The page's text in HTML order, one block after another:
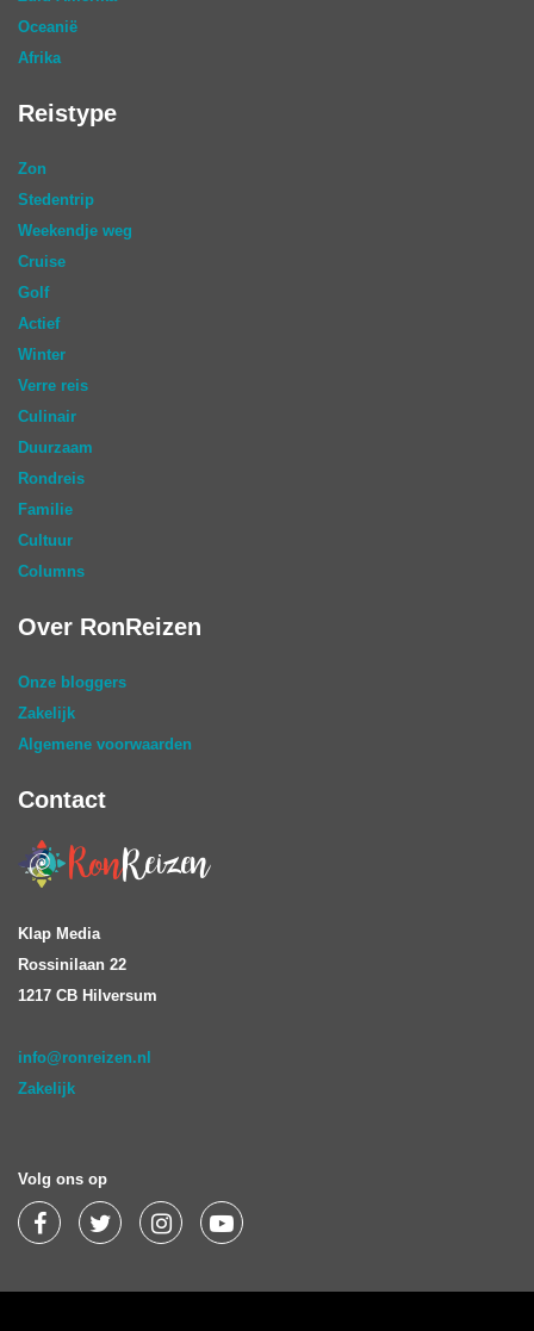
Oceanië
Afrika
Reistype
Zon
Stedentrip
Weekendje weg
Cruise
Golf
Actief
Winter
Verre reis
Culinair
Duurzaam
Rondreis
Familie
Cultuur
Columns
Over RonReizen
Onze bloggers
Zakelijk
Algemene voorwaarden
Contact
Klap Media
Rossinilaan 22
1217 CB Hilversum
info@ronreizen.nl
Zakelijk
Volg ons op